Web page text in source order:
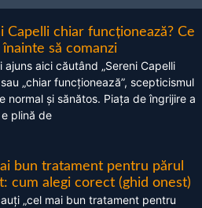
Capelli chiar funcționează? Ce
să comanzi
ajuns aici căutând „Sereni Capelli
„chiar funcționează”, scepticismul
normal și sănătos. Piața de îngrijire a
plină de
bun tratament pentru părul
cum alegi corect (ghid onest)
„cel mai bun tratament pentru